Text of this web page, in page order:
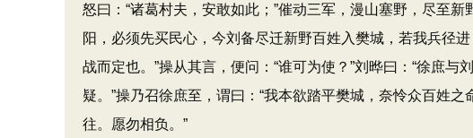
怒曰：“诸葛村夫，安敢如此；”催动三军，漫山塞野，尽至
阳，必须先买民心，今刘备尽迁新野百姓入樊城，若我兵径
战而定也。”操从其言，便问：“谁可为使？”刘晔曰：“徐庶
疑。”操乃召徐庶至，谓曰：“我本欲踏平樊城，奈怜众百姓
往。愿勿相负。”